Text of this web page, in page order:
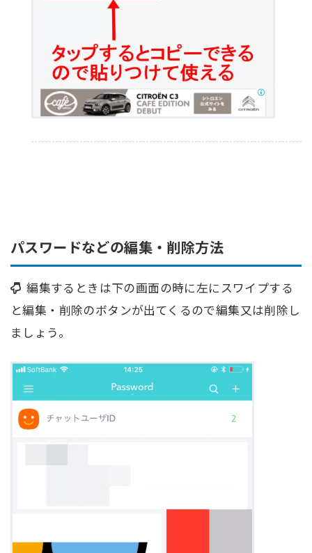
パスワードなどの編集・削除方法
編集するときは下の画面の時に左にスワイプする
と編集・削除のボタンが出てくるので編集又は削除し
ましょう。